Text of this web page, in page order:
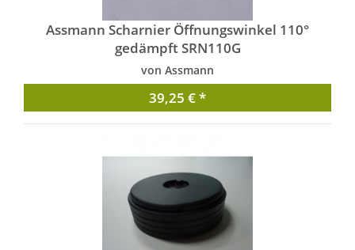
Assmann Scharnier Öffnungswinkel 110°
gedämpft SRN110G
von Assmann
39,25 € *